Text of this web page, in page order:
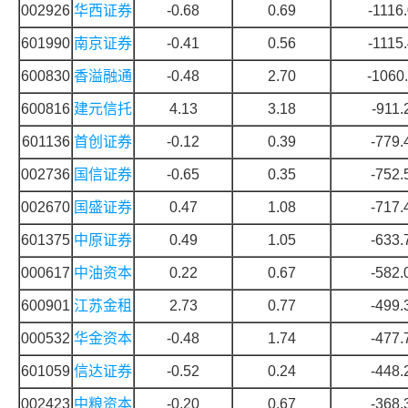
002926 华西证券 -0.68 0.69 -
601990 南京证券 -0.41 0.56 -
600830 香溢融通 -0.48 2.70 -
600816 建元信托 4.13 3.18 -
601136 首创证券 -0.12 0.39 -
002736 国信证券 -0.65 0.35 -
002670 国盛证券 0.47 1.08 -
601375 中原证券 0.49 1.05 -
000617 中油资本 0.22 0.67 -
600901 江苏金租 2.73 0.77 -
000532 华金资本 -0.48 1.74 -
601059 信达证券 -0.52 0.24 -
002423 中粮资本 -0.20 0.67 -